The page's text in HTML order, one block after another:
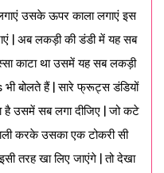
उसके ऊपर काला लगाएं इस
| अब लकड़ी की डंडी में यह सब
काटा था उसमें यह सब लकड़ी
भी बोलते हैं | सारे फ्रूट्स डंडियों
है उसमें सब लगा दीजिए | जो कटे
करके उसका एक टोकरी सी
तरह खा लिए जाएंगे | तो देखा